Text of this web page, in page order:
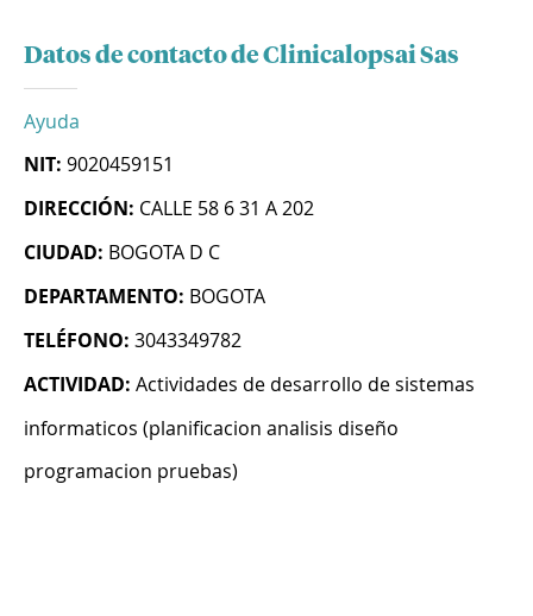
Datos de contacto de Clinicalopsai Sas
Ayuda
NIT: 9020459151
DIRECCIÓN: CALLE 58 6 31 A 202
CIUDAD: BOGOTA D C
DEPARTAMENTO: BOGOTA
TELÉFONO: 3043349782
ACTIVIDAD: Actividades de desarrollo de sistemas
informaticos (planificacion analisis diseño
programacion pruebas)